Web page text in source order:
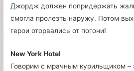
Джордж должен попридержать
смогла пролезть наружу. Потом
герои оторвались от погони!
New York Hotel
Говорим с мрачным курильщиком –